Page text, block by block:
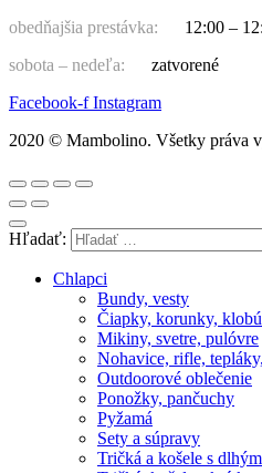
obedňajšia prestávka:
12:00 –
sobota – nedeľa:
zatvorené
Facebook-f Instagram
2020 © Mambolino. Všetky práva
Hľadať:
Chlapci
Bundy, vesty
Čiapky, korunky,
Mikiny, svetre, pulóvre
Nohavice, rifle,
Outdoorové oblečenie
Ponožky, pančuchy
Pyžamá
Sety a súpravy
Tričká a košele s